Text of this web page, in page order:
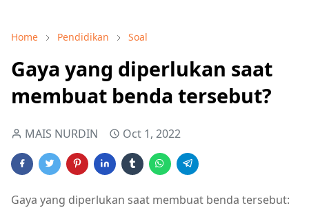
Home Pendidikan Soal
Gaya yang diperlukan saat
membuat benda tersebut?
MAIS NURDIN Oct 1, 2022
Gaya yang diperlukan saat membuat benda tersebut: